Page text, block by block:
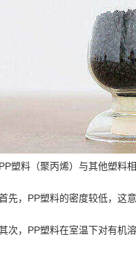
PP塑料（聚丙烯）与其他塑料
先，PP塑料的密度较低，这
次，PP塑料在室温下对有机